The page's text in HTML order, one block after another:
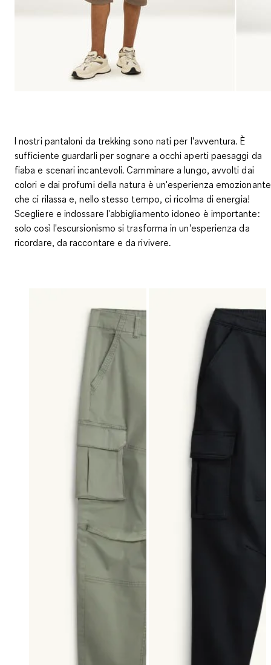
I nostri pantaloni da trekking sono nati per l'avventura. È
sufficiente guardarli per sognare a occhi aperti paesaggi da
fiaba e scenari incantevoli. Camminare a lungo, avvolti dai
colori e dai profumi della natura è un'esperienza emozionante
che ci rilassa e, nello stesso tempo, ci ricolma di energia!
Scegliere e indossare l'abbigliamento idoneo è importante:
solo così l'escursionismo si trasforma in un'esperienza da
ricordare, da raccontare e da rivivere.